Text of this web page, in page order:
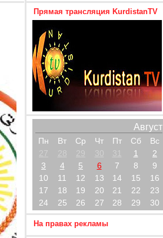
Прямая трансляция KurdistanTV
Август
Пн Вт Ср Чт Пт Сб
Вс
27
28 29 30 31 1
2
3
4 5 6 7 8
9
10
11 12 13 14 15
16
17
18 19 20 21 22
23
24
25 26 27 28 29 30
На правах рекламы